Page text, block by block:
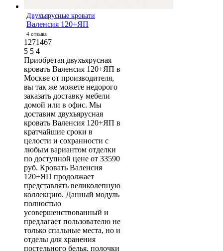
Двухъярусные кровати
Валенсия 120+ЯП
4 отзыва
1271467
5 5 4
Приобретая двухъярусная
кровать Валенсия 120+ЯП в
Москве от производителя,
вы так же можете недорого
заказать доставку мебели
домой или в офис. Мы
доставим двухъярусная
кровать Валенсия 120+ЯП в
кратчайшие сроки в
целости и сохранности с
любым вариантом отделки
по доступной цене от 33590
руб. Кровать Валенсия
120+ЯП продолжает
представлять великолепную
коллекцию. Данный модуль
полностью
усовершенствованный и
предлагает пользователю не
только спальные места, но и
отделы для хранения
постельного белья, полочки